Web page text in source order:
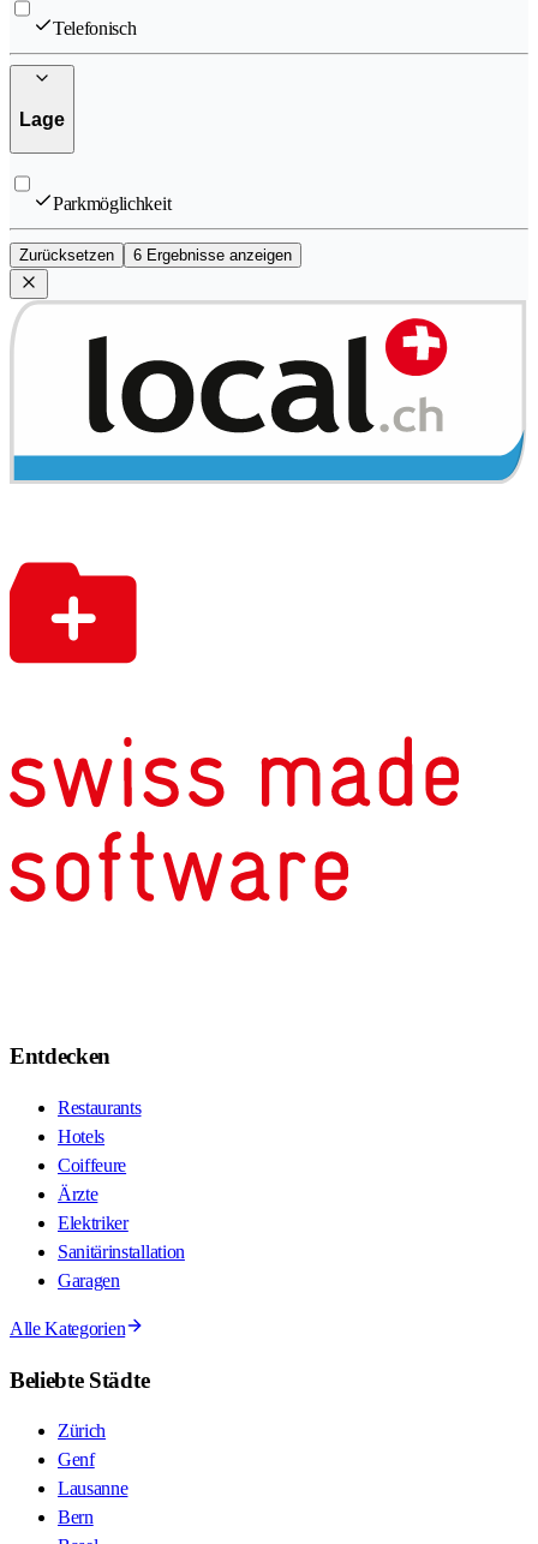
Telefonisch
Lage
Parkmöglichkeit
Zurücksetzen 6 Ergebnisse anzeigen
Entdecken
Restaurants
Hotels
Coiffeure
Ärzte
Elektriker
Sanitärinstallation
Garagen
Alle Kategorien
Beliebte Städte
Zürich
Genf
Lausanne
Bern